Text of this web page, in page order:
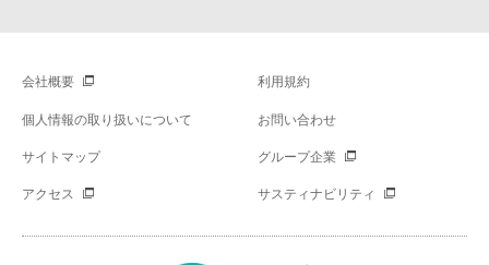
会社概要 利用規約
個人情報の取り扱いについて お問い合わせ
サイトマップ グループ企業
アクセス サスティナビリティ